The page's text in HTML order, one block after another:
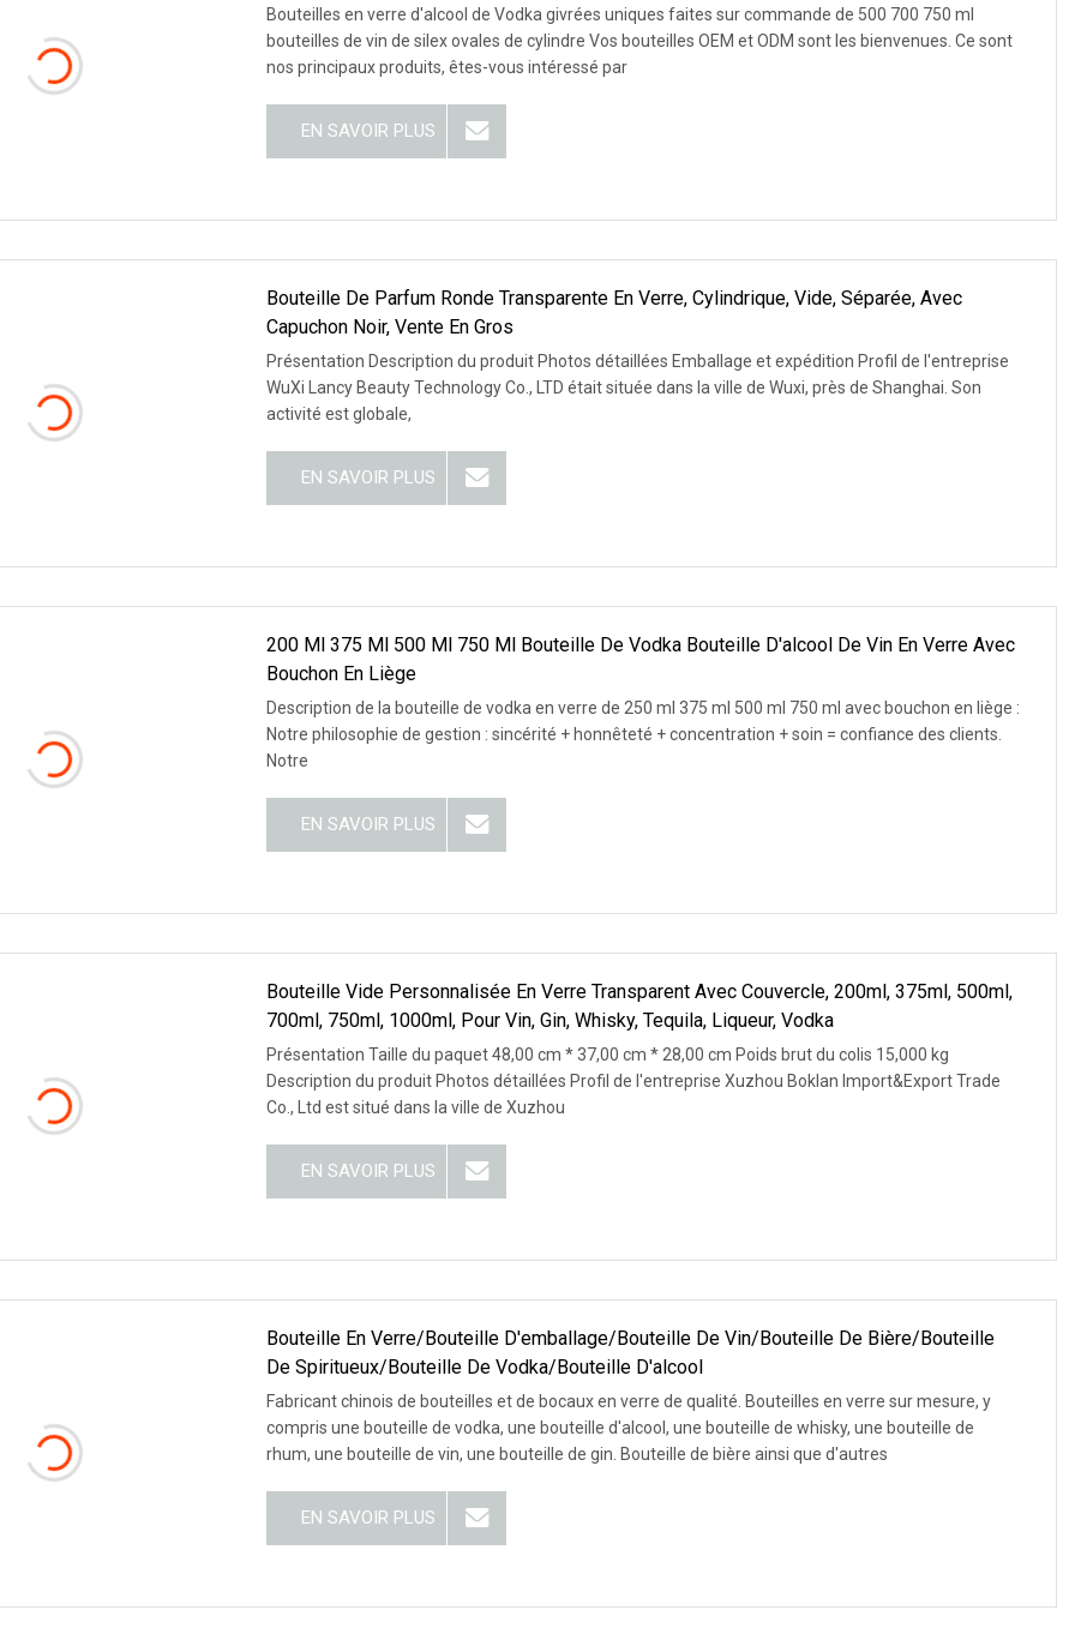
Bouteilles en verre d'alcool de Vodka givrées uniques faites sur commande de 500 700 750 ml
bouteilles de vin de silex ovales de cylindre Vos bouteilles OEM et ODM sont les bienvenues. Ce sont
nos principaux produits, êtes-vous intéressé par
EN SAVOIR PLUS
Bouteille De Parfum Ronde Transparente En Verre, Cylindrique, Vide, Séparée, Avec
Capuchon Noir, Vente En Gros
Présentation Description du produit Photos détaillées Emballage et expédition Profil de l'entreprise
WuXi Lancy Beauty Technology Co., LTD était située dans la ville de Wuxi, près de Shanghai. Son
activité est globale,
EN SAVOIR PLUS
200 Ml 375 Ml 500 Ml 750 Ml Bouteille De Vodka Bouteille D'alcool De Vin En Verre Avec
Bouchon En Liège
Description de la bouteille de vodka en verre de 250 ml 375 ml 500 ml 750 ml avec bouchon en liège :
Notre philosophie de gestion : sincérité + honnêteté + concentration + soin = confiance des clients.
Notre
EN SAVOIR PLUS
Bouteille Vide Personnalisée En Verre Transparent Avec Couvercle, 200ml, 375ml, 500ml,
700ml, 750ml, 1000ml, Pour Vin, Gin, Whisky, Tequila, Liqueur, Vodka
Présentation Taille du paquet 48,00 cm * 37,00 cm * 28,00 cm Poids brut du colis 15,000 kg
Description du produit Photos détaillées Profil de l'entreprise Xuzhou Boklan Import&Export Trade
Co., Ltd est situé dans la ville de Xuzhou
EN SAVOIR PLUS
Bouteille En Verre/bouteille D'emballage/bouteille De Vin/bouteille De Bière/bouteille
De Spiritueux/bouteille De Vodka/bouteille D'alcool
Fabricant chinois de bouteilles et de bocaux en verre de qualité. Bouteilles en verre sur mesure, y
compris une bouteille de vodka, une bouteille d'alcool, une bouteille de whisky, une bouteille de
rhum, une bouteille de vin, une bouteille de gin. Bouteille de bière ainsi que d'autres
EN SAVOIR PLUS